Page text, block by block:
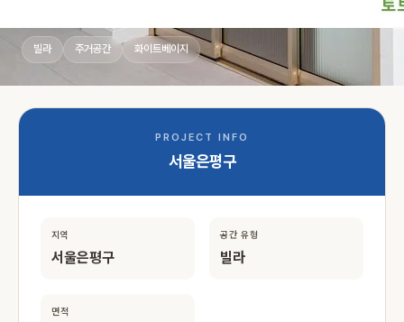
빌라 주거공간 화이트베이지
PROJECT INFO
서울은평구
지역
서울은평구
공간 유형
빌라
면적